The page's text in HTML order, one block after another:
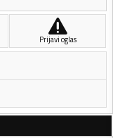
Prijavi oglas